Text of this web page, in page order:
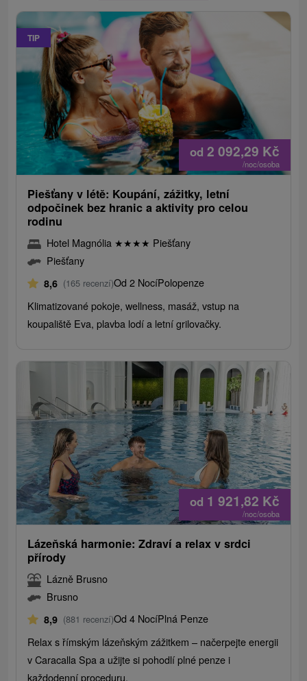
TIP
od 2 092,29 Kč
/noc/osoba
Piešťany v létě: Koupání, zážitky, letní
odpočinek bez hranic a aktivity pro celou
rodinu
Hotel Magnólia ★★★★ Piešťany
Piešťany
8,6 (165 recenzí)Od 2 NocíPolopenze
Klimatizované pokoje, wellness, masáž, vstup na
koupaliště Eva, plavba lodí a letní grilovačky.
od 1 921,82 Kč
/noc/osoba
Lázeňská harmonie: Zdraví a relax v srdci
přírody
Lázně Brusno
Brusno
8,9 (881 recenzí)Od 4 NocíPlná Penze
Relax s římským lázeňským zážitkem – načerpejte energii
v Caracalla Spa a užijte si pohodlí plné penze i
každodenní proceduru.